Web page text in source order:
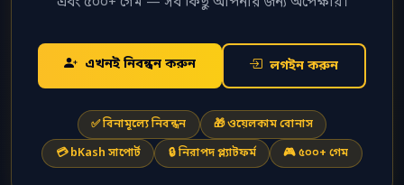
এখনই নিবন্ধন করুন লগইন করুন
✅ বিনামূল্যে নিবন্ধন
🎁 ওয়েলকাম বোনাস
💳 bKash সাপোর্ট
🔒 নিরাপদ প্ল্যাটফর্ম 🎮 ৫০০+ গেম